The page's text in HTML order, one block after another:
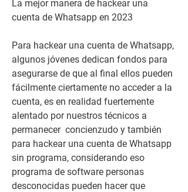
La mejor manera de hackear una
cuenta de Whatsapp en 2023
Para hackear una cuenta de Whatsapp,
algunos jóvenes dedican fondos para
asegurarse de que al final ellos pueden
fácilmente ciertamente no acceder a la
cuenta, es en realidad fuertemente
alentado por nuestros técnicos a
permanecer  concienzudo y también
para hackear una cuenta de Whatsapp
sin programa, considerando eso
programa de software personas
desconocidas pueden hacer que